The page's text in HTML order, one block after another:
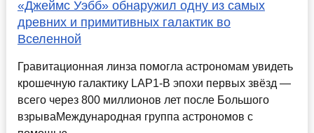
«Джеймс Уэбб» обнаружил одну из самых
древних и примитивных галактик во
Вселенной
Гравитационная линза помогла астрономам увидеть
крошечную галактику LAP1-B эпохи первых звёзд —
всего через 800 миллионов лет после Большого
взрываМеждународная группа астрономов с